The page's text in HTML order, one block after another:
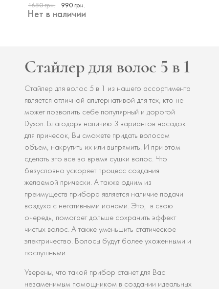
1650 грн. 990 грн.
Нет в наличии
Стайлер для волос 5 в 1
Стайлер для волос 5 в 1 из нашего ассортимента
является отличной альтернативой для тех, кто не
может позволить себе популярный и дорогой
Dyson. Благодаря наличию 3 вариантов насадок
для причесок, Вы сможете придать волосам
объем, накрутить их или выпрямить. И при этом
сделать это все во время сушки волос. Что
безусловно ускоряет процесс создания
желаемой прически. А также одним из
преимуществ прибора является наличие подачи
воздуха с негативными ионами. Это, в свою
очередь, помогает дольше сохранить эффект
чистых волос. А также уменьшить статическое
электричество. Волосы будут более ухоженными и
послушными.
Уверены, что такой прибор станет для Вас
незаменимым помощником в создании идеальных